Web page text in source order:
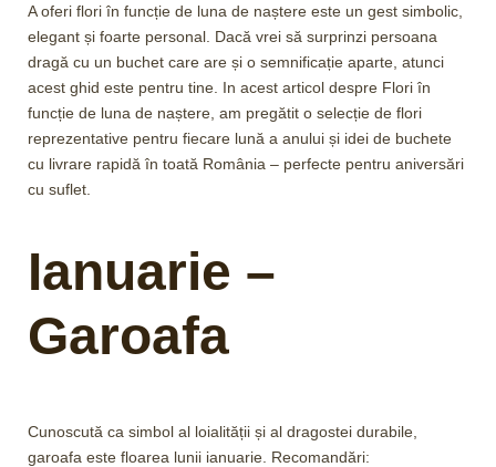
A oferi flori în funcție de luna de naștere este un gest simbolic,
elegant și foarte personal. Dacă vrei să surprinzi persoana
dragă cu un buchet care are și o semnificație aparte, atunci
acest ghid este pentru tine. In acest articol despre Flori în
funcție de luna de naștere, am pregătit o selecție de flori
reprezentative pentru fiecare lună a anului și idei de buchete
cu livrare rapidă în toată România – perfecte pentru aniversări
cu suflet.
Ianuarie –
Garoafa
Cunoscută ca simbol al loialității și al dragostei durabile,
garoafa este floarea lunii ianuarie. Recomandări: